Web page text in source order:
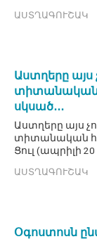
ԱՍՏՂԱԳՈՒՇԱԿ
Աստղերը այս
տիտանական
սկսած․․․
Աստղերը այս
տիտանական
Ցուլ (ապրիլի 20
ԱՍՏՂԱԳՈՒՇԱԿ
Օգոստոսն